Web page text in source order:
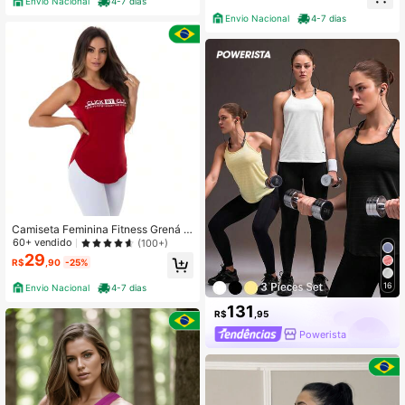
Camiseta Feminina Fitness Grená C
lick
60+ vendido (100+)
R$29 ,90 -25%
Envio Nacional 4-7 dias
Envio Nacional 4-7 dias
16
R$131 ,95
Powerista